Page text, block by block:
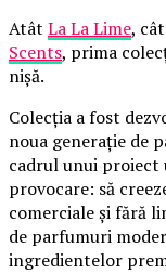
Atât La La Lime,
Scents, prima
nișă.
Colecția a fost
noua generație de
cadrul unui proiect
provocare: să
comerciale și fără
de parfumuri
ingredientelor